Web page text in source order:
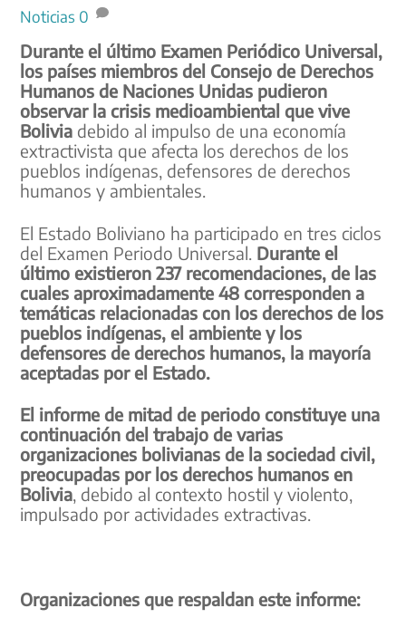
Noticias 0
Durante el último Examen Periódico Universal,
los países miembros del Consejo de Derechos
Humanos de Naciones Unidas pudieron
observar la crisis medioambiental que vive
Bolivia debido al impulso de una economía
extractivista que afecta los derechos de los
pueblos indígenas, defensores de derechos
humanos y ambientales.
El Estado Boliviano ha participado en tres ciclos
del Examen Periodo Universal. Durante el
último existieron 237 recomendaciones, de las
cuales aproximadamente 48 corresponden a
temáticas relacionadas con los derechos de los
pueblos indígenas, el ambiente y los
defensores de derechos humanos, la mayoría
aceptadas por el Estado.
El informe de mitad de periodo constituye una
continuación del trabajo de varias
organizaciones bolivianas de la sociedad civil,
preocupadas por los derechos humanos en
Bolivia, debido al contexto hostil y violento,
impulsado por actividades extractivas.
Organizaciones que respaldan este informe: